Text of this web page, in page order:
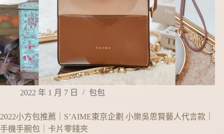
2022 年 1 月 7 日 包包
2022小方包推薦｜S’AIME東京企劃 小樂吳思賢藝人代言款｜
手機手腕包｜卡片零錢夾